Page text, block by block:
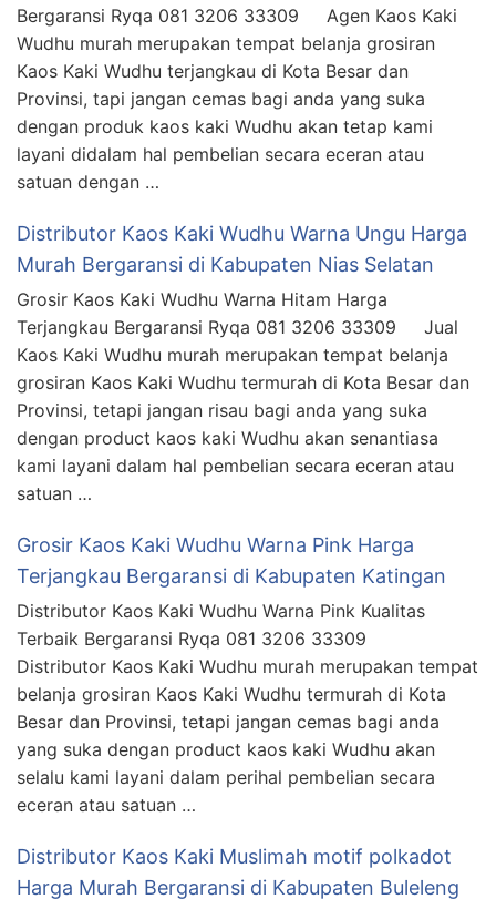
Bergaransi Ryqa 081 3206 33309 Agen Kaos Kaki
Wudhu murah merupakan tempat belanja grosiran
Kaos Kaki Wudhu terjangkau di Kota Besar dan
Provinsi, tapi jangan cemas bagi anda yang suka
dengan produk kaos kaki Wudhu akan tetap kami
layani didalam hal pembelian secara eceran atau
satuan dengan …
Distributor Kaos Kaki Wudhu Warna Ungu Harga
Murah Bergaransi di Kabupaten Nias Selatan
Grosir Kaos Kaki Wudhu Warna Hitam Harga
Terjangkau Bergaransi Ryqa 081 3206 33309 Jual
Kaos Kaki Wudhu murah merupakan tempat belanja
grosiran Kaos Kaki Wudhu termurah di Kota Besar dan
Provinsi, tetapi jangan risau bagi anda yang suka
dengan product kaos kaki Wudhu akan senantiasa
kami layani dalam hal pembelian secara eceran atau
satuan …
Grosir Kaos Kaki Wudhu Warna Pink Harga
Terjangkau Bergaransi di Kabupaten Katingan
Distributor Kaos Kaki Wudhu Warna Pink Kualitas
Terbaik Bergaransi Ryqa 081 3206 33309
Distributor Kaos Kaki Wudhu murah merupakan tempat
belanja grosiran Kaos Kaki Wudhu termurah di Kota
Besar dan Provinsi, tetapi jangan cemas bagi anda
yang suka dengan product kaos kaki Wudhu akan
selalu kami layani dalam perihal pembelian secara
eceran atau satuan …
Distributor Kaos Kaki Muslimah motif polkadot
Harga Murah Bergaransi di Kabupaten Buleleng